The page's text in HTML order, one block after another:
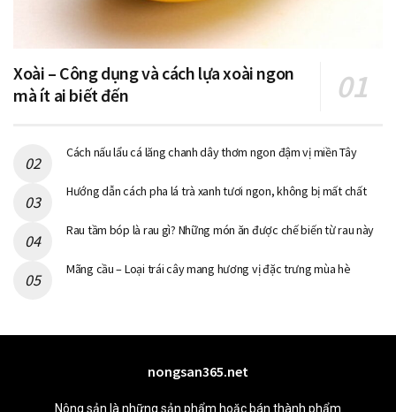
Xoài – Công dụng và cách lựa xoài ngon
mà ít ai biết đến
Cách nấu lẩu cá lăng chanh dây thơm ngon đậm vị miền Tây
Hướng dẫn cách pha lá trà xanh tươi ngon, không bị mất chất
Rau tầm bóp là rau gì? Những món ăn được chế biến từ rau này
Mãng cầu – Loại trái cây mang hương vị đặc trưng mùa hè
nongsan365.net
Nông sản là những sản phẩm hoặc bán thành phẩm